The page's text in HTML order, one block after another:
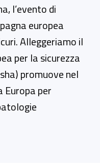
l’evento di
europea
Alleggeriamo il
per la sicurezza
promuove nel
per